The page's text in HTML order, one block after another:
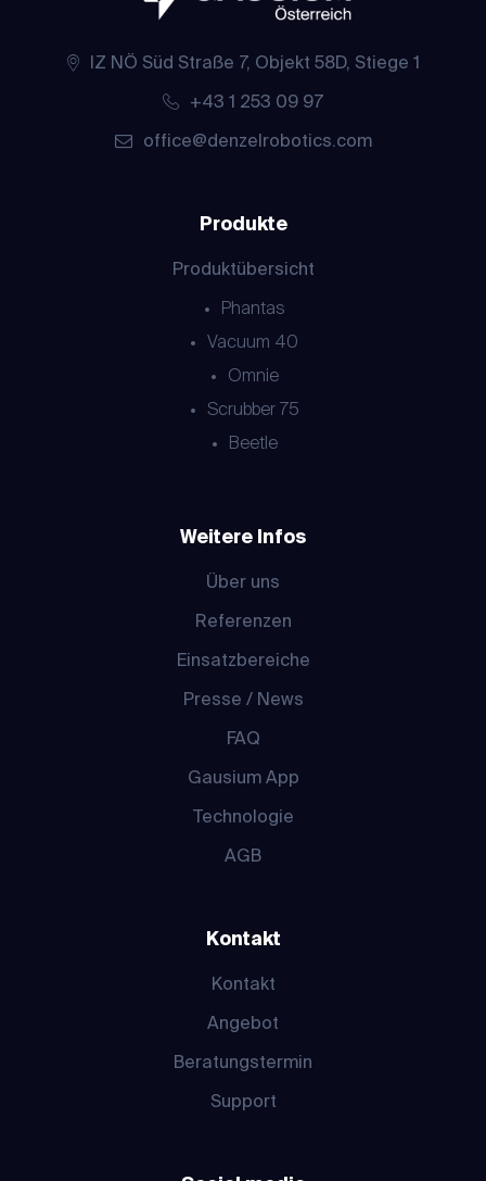
IZ NÖ Süd Straße 7, Objekt 58D, Stiege 1
+43 1 253 09 97
office@denzelrobotics.com
Produkte
Produktübersicht
Phantas
Vacuum 40
Omnie
Scrubber 75
Beetle
Weitere Infos
Über uns
Referenzen
Einsatzbereiche
Presse / News
FAQ
Gausium App
Technologie
AGB
Kontakt
Kontakt
Angebot
Beratungstermin
Support